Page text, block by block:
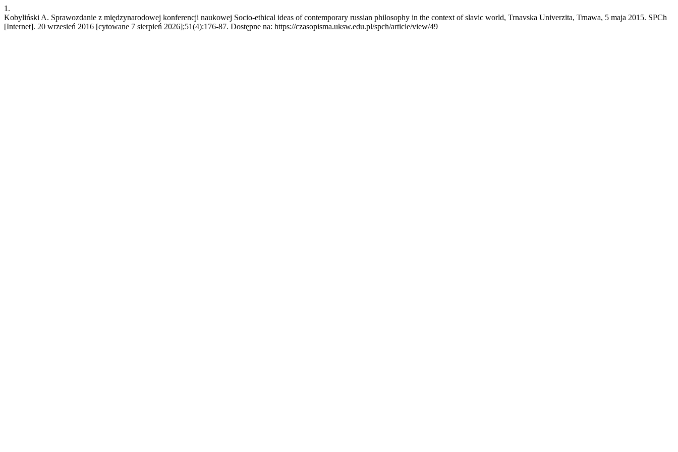
1.
Kobyliński A. Sprawozdanie z międzynarodowej konferencji naukowej Socio-ethical ideas of contemporary russian philosophy in the context of slavic world, Trnavska Univerzita, Trnawa, 5 maja 2015. SPCh
[Internet]. 20 wrzesień 2016 [cytowane 7 sierpień 2026];51(4):176-87. Dostępne na: https://czasopisma.uksw.edu.pl/spch/article/view/49